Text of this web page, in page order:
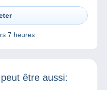
7 heures
être aussi: